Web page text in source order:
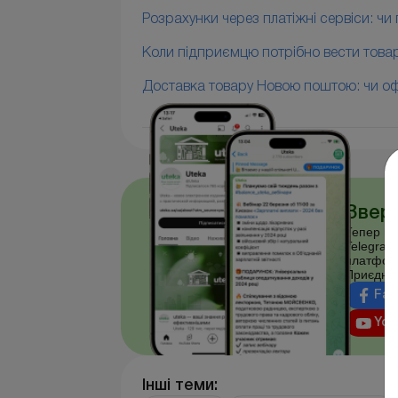
Розрахунки через платіжні сервіси:
Коли підприємцю потрібно вести
Доставка товару Новою поштою: чи
Тепер
Інші теми: